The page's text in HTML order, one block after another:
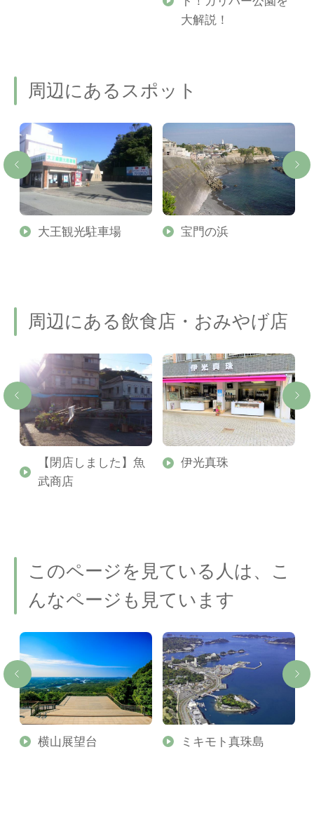
大解説！
周辺にあるスポット
大王観光駐車場 宝門の浜
周辺にある飲食店・おみやげ店
【閉店しました】魚
武商店
伊光真珠
このページを見ている人は、こ
んなページも見ています
横山展望台 ミキモト真珠島